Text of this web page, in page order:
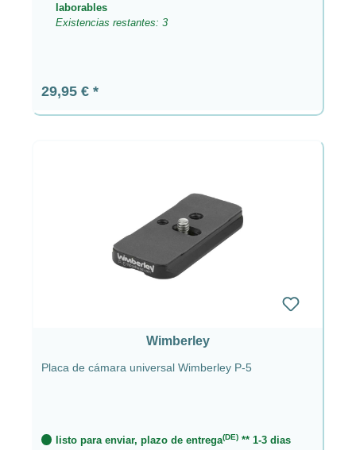
laborables
Existencias restantes: 3
Precio normal:
29,95 €
Wimberley
Placa de cámara universal Wimberley P-5
listo para enviar, plazo de entrega(DE)** 1-3 dias